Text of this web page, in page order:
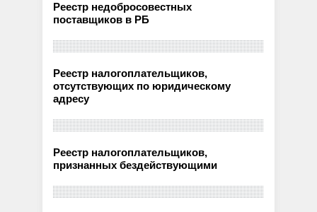
Реестр недобросовестных
поставщиков в РБ
Реестр налогоплательщиков,
отсутствующих по юридическому
адресу
Реестр налогоплательщиков,
признанных бездействующими